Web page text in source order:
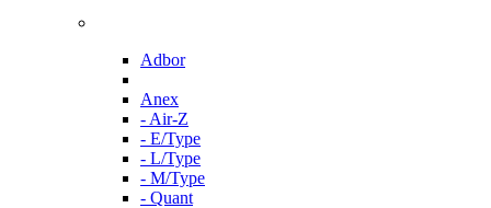
Adbor
Anex
- Air-Z
- E/Type
- L/Type
- M/Type
- Quant